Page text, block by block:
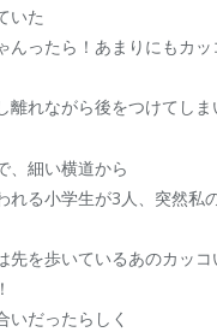
いた
んったら！あまりにもカッ
離れながら後をつけてしま
、細い横道から
れる小学生が3人、突然私
先を歩いているあのカッコ
いだったらしく